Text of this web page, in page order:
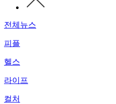
전체뉴스
피플
헬스
라이프
컬처